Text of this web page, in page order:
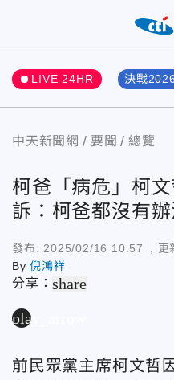
LIVE 24HR 決戰2026
中天新聞網 要聞 總覽
柯爸「病危」柯
訴：柯爸都沒有
發布: 2025/02/16 10:57 , 更
By倪鴻祥
分享：share
play_arrow
前民眾黨主席柯文哲